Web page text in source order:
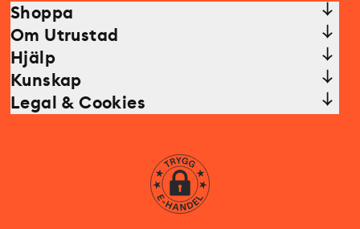
Shoppa
Om Utrustad
Hjälp
Kunskap
Legal & Cookies